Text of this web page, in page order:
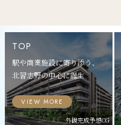
TOP
駅や商業施設に寄り添う、
北習志野の中心に誕生
VIEW MORE
外観完成予想CG